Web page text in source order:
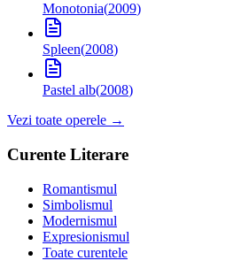
Monotonia(2009)
Spleen(2008)
Pastel alb(2008)
Vezi toate operele →
Curente Literare
Romantismul
Simbolismul
Modernismul
Expresionismul
Toate curentele